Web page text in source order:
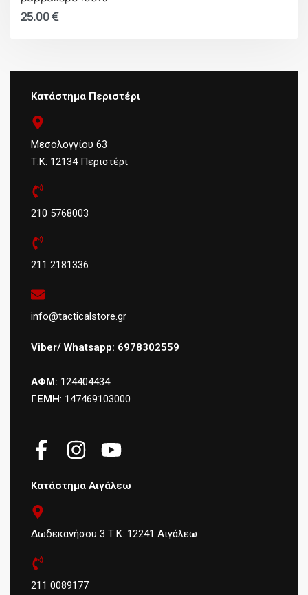
25.00€
Κατάστημα Περιστέρι
Μεσολογγίου 63
Τ.Κ: 12134 Περιστέρι
210 5768003
211 2181336
info@tacticalstore.gr
Viber/ Whatsapp: 6978302559
ΑΦΜ: 124404434
ΓΕΜΗ: 147469103000
Κατάστημα Αιγάλεω
Δωδεκανήσου 3 Τ.Κ: 12241 Αιγάλεω
211 0089177